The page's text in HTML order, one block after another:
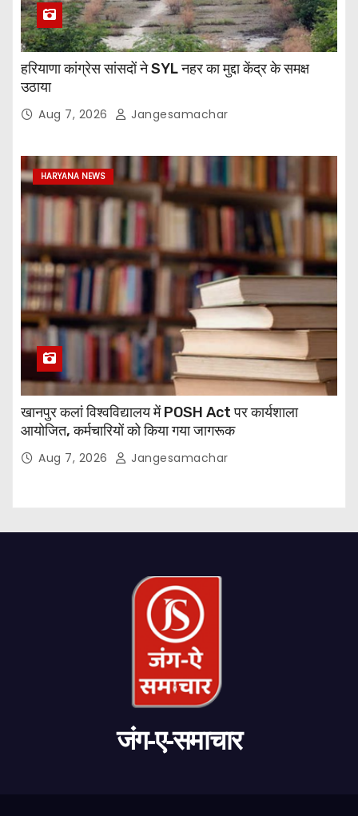
हरियाणा कांग्रेस सांसदों ने SYL नहर का मुद्दा केंद्र के समक्ष
उठाया
Aug 7, 2026 Jangesamachar
HARYANA NEWS
खानपुर कलां विश्वविद्यालय में POSH Act पर कार्यशाला
आयोजित, कर्मचारियों को किया गया जागरूक
Aug 7, 2026 Jangesamachar
जंग-ए-समाचार